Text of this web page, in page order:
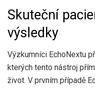
Skuteční
výsledky
Výzkumníci EchoNextu
kterých tento nástroj
život. V prvním případě